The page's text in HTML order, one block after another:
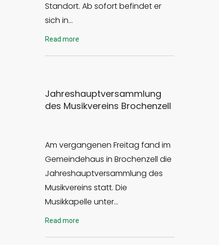
Standort. Ab sofort befindet er
sich in…
Read more
Jahreshauptversammlung
des Musikvereins Brochenzell
Am vergangenen Freitag fand im
Gemeindehaus in Brochenzell die
Jahreshauptversammlung des
Musikvereins statt. Die
Musikkapelle unter…
Read more